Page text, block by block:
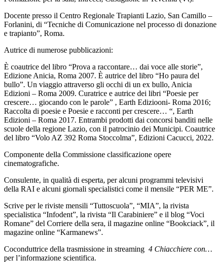
Docente presso il Centro Regionale Trapianti Lazio, San Camillo –
Forlanini, di “Tecniche di Comunicazione nel processo di donazione
e trapianto”, Roma.
Autrice di numerose pubblicazioni:
È coautrice del libro “Prova a raccontare… dai voce alle storie”,
Edizione Anicia, Roma 2007. È autrice del libro “Ho paura del
bullo”. Un viaggio attraverso gli occhi di un ex bullo, Anicia
Edizioni – Roma 2009. Curatrice e autrice dei libri “Poesie per
crescere… giocando con le parole” , Earth Ediziooni- Roma 2016;
Raccolta di poesie e Poesie e racconti per crescere… “, Earth
Edizioni – Roma 2017. Entrambi prodotti dai concorsi banditi nelle
scuole della regione Lazio, con il patrocinio dei Municipi. Coautrice
del libro “Volo AZ 392 Roma Stoccolma”, Edizioni Cacucci, 2022.
Componente della Commissione classificazione opere
cinematografiche.
Consulente, in qualità di esperta, per alcuni programmi televisivi
della RAI e alcuni giornali specialistici come il mensile “PER ME”.
Scrive per le riviste mensili “Tuttoscuola”, “MIA”, la rivista
specialistica “Infodent”, la rivista “Il Carabiniere” e il blog “Voci
Romane” del Corriere della sera, il magazine online “Bookciack”, il
magazine online “Karmanews”.
Coconduttrice della trasmissione in streaming 4 Chiacchiere con…
per l’informazione scientifica.